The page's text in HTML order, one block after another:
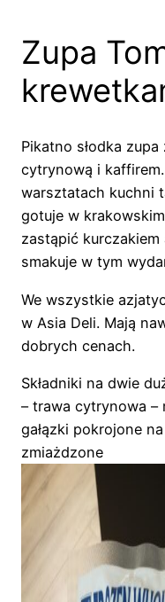
Zupa
Pikatno słodka
cytrynową i
warsztatach kuchni
gotuje w
zastąpić
smakuje w tym
We wszystkie
w Asia Deli. Mają
dobrych cenach.
Składniki na dwie
– trawa cytrynowa –
gałązki pokrojone
zmiażdzone